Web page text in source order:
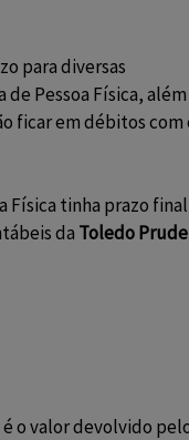
para diversas
Pessoa Física, além
ficar em débitos com
tinha prazo
da Toledo
valor devolvido